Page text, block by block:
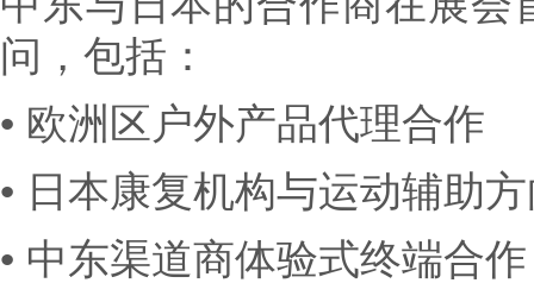
问，包括：
• 欧洲区户外产品代理合作
• 日本康复机构与运动辅助
• 中东渠道商体验式终端合作